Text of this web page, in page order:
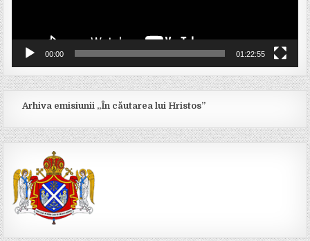
00:00 01:22:55
Arhiva emisiunii „În căutarea lui Hristos”